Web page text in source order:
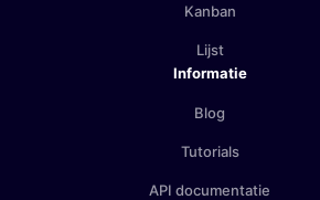
Kanban
Lijst
Informatie
Blog
Tutorials
API documentatie